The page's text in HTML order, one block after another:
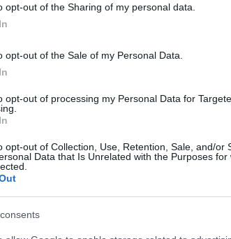
opt-out of the Sharing of my personal data.
opt-out of the Sale of my Personal Data.
opt-out of processing my Personal Data for
opt-out of Collection, Use, Retention, Sale, and/or
Data that Is Unrelated with the Purposes for